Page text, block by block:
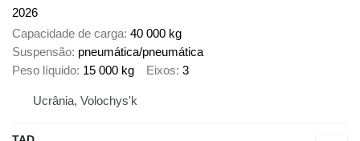
2026
Capacidade de carga 40 000 kg
Suspensão pneumática/pneumática
Peso líquido 15 000 kg Eixos 3
Ucrânia, Volochys'k